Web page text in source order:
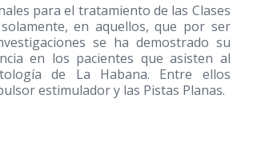
para el tratamiento de las Clases
en aquellos, que por ser
se ha demostrado su
en los pacientes que asisten al
de La Habana. Entre ellos
estimulador y las Pistas Planas.